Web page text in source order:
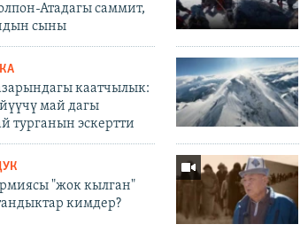
Атадагы саммит,
сыны
каатчылык:
май дагы
турганын эскертти
"жок кылган"
кимдер?